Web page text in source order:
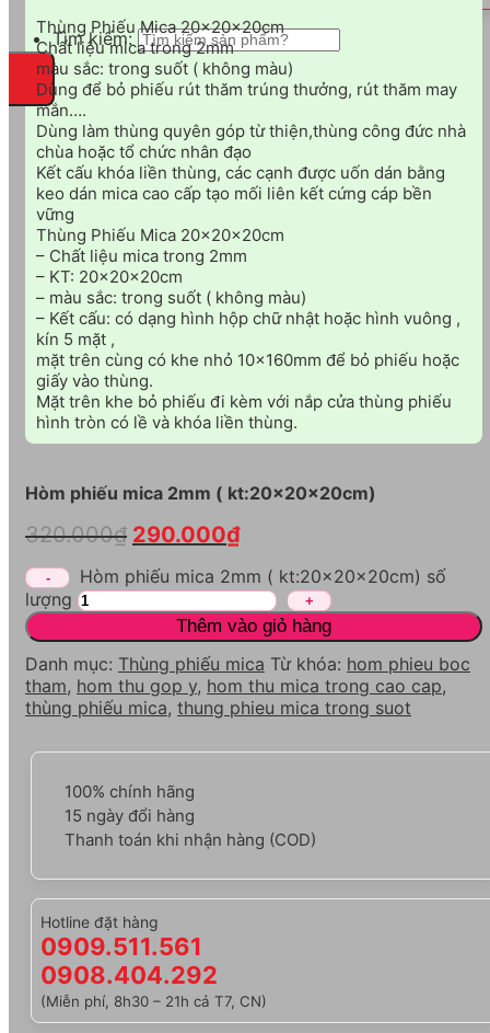
Tìm kiếm:
Thùng Phiếu Mica 20x20x20cm
Chất liệu mica trong 2mm
màu sắc: trong suốt ( không màu)
Dùng để bỏ phiếu rút thăm trúng thưởng, rút thăm may
mắn….
Dùng làm thùng quyên góp từ thiện,thùng công đức nhà
chùa hoặc tổ chức nhân đạo
Kết cấu khóa liền thùng, các cạnh được uốn dán bằng
keo dán mica cao cấp tạo mối liên kết cứng cáp bền
vững
Thùng Phiếu Mica 20x20x20cm
– Chất liệu mica trong 2mm
– KT: 20x20x20cm
– màu sắc: trong suốt ( không màu)
– Kết cấu: có dạng hình hộp chữ nhật hoặc hình vuông ,
kín 5 mặt ,
mặt trên cùng có khe nhỏ 10x160mm để bỏ phiếu hoặc
giấy vào thùng.
Mặt trên khe bỏ phiếu đi kèm với nắp cửa thùng phiếu
hình tròn có lề và khóa liền thùng.
Hòm phiếu mica 2mm ( kt:20x20x20cm)
320.000₫ 290.000₫
Hòm phiếu mica 2mm ( kt:20x20x20cm) số
lượng
Thêm vào giỏ hàng
Danh mục: Thùng phiếu mica Từ khóa: hom phieu boc
tham, hom thu gop y, hom thu mica trong cao cap,
thùng phiếu mica, thung phieu mica trong suot
100% chính hãng
15 ngày đổi hàng
Thanh toán khi nhận hàng (COD)
Hotline đặt hàng
0909.511.561
0908.404.292
(Miễn phí, 8h30 – 21h cả T7, CN)